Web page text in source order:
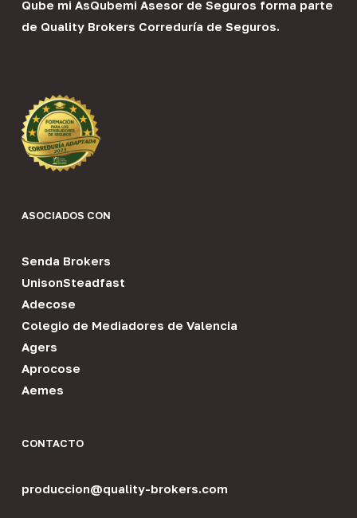
Qube mi AsQubemi Asesor de Seguros forma parte
de Quality Brokers Correduría de Seguros.
ASOCIADOS CON
Senda Brokers
UnisonSteadfast
Adecose
Colegio de Mediadores de Valencia
Agers
Aprocose
Aemes
CONTACTO
produccion@quality-brokers.com